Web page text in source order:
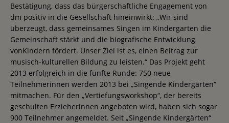
Bestätigung, dass das bürgerschaftliche Engagement von
dm positiv in die Gesellschaft hineinwirkt: „Wir sind
überzeugt, dass gemeinsames Singen im Kindergarten die
Gemeinschaft stärkt und die biografische Entwicklung
vonKindern fördert. Unser Ziel ist es, einen Beitrag zur
musisch-kulturellen Bildung zu leisten.“ Das Projekt geht
2013 erfolgreich in die fünfte Runde: 750 neue
Teilnehmerinnen werden 2013 bei „Singende Kindergärten“
mitmachen. Für den „Vertiefungsworkshop“, der bereits
geschulten Erzieherinnen angeboten wird, haben sich sogar
900 Teilnehmer angemeldet. Seit „Singende Kindergärten“